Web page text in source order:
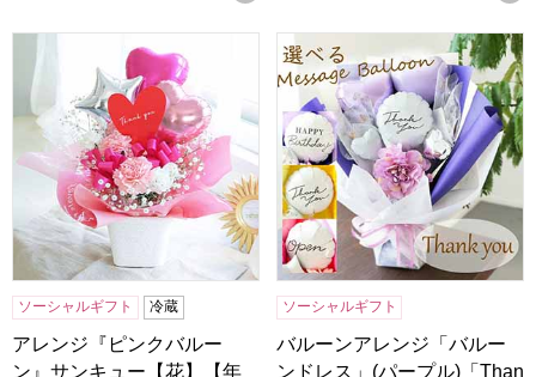
アレンジ『ピンクバルーン』サンキュー【花】【年間ギフト
ソーシャルギフト 冷蔵
アレンジ『ピンクバルー
ン』サンキュー【花】【年
バルーンアレンジ「バルー
ソーシャルギフト
バルーンアレンジ「バルー
ンドレス」(パープル)「Than